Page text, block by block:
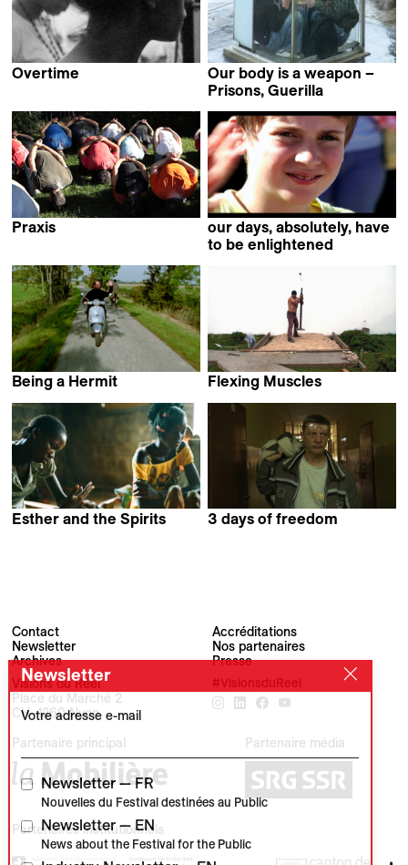
Overtime
Our body is a weapon –
Prisons, Guerilla
Praxis
our days, absolutely, have
to be enlightened
Being a Hermit
Flexing Muscles
Esther and the Spirits
3 days of freedom
Contact
Newsletter
Archives
Accréditations
Nos partenaires
Presse
Visions du Réel
Place du Marché 2
CH–1260 Nyon
#VisionsduReel
Partenaire principal Partenaire média
Partenaires institutionnels
Newsletter
Votre adresse e-mail
Newsletter — FR
Nouvelles du Festival destinées au Public
Newsletter — EN
News about the Festival for the Public